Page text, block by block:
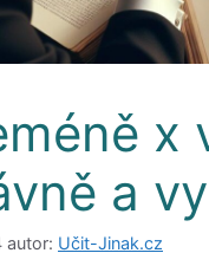
x
a
autor: Učit-Jinak.cz